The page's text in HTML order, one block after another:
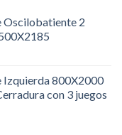
Oscilobatiente 2
Izquierda 800X2000
con 3 juegos